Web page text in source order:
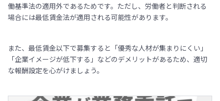
働基準法の適用外であるためです。ただし、労働者と判断される
場合には最低賃金法が適用される可能性があります。
また、最低賃金以下で募集すると「優秀な人材が集まりにくい」
「企業イメージが低下する」などのデメリットがあるため、適切
な報酬設定を心がけましょう。